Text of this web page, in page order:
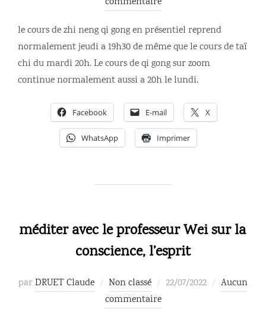
le cours de zhi neng qi gong en présentiel reprend
normalement jeudi a 19h30 de même que le cours de taï
chi du mardi 20h. Le cours de qi gong sur zoom
continue normalement aussi a 20h le lundi.
Facebook E-mail X
WhatsApp Imprimer
méditer avec le professeur Wei sur la
conscience, l’esprit
parDRUET Claude Non classé
Publié
22/07/2022
Aucun
commentaire